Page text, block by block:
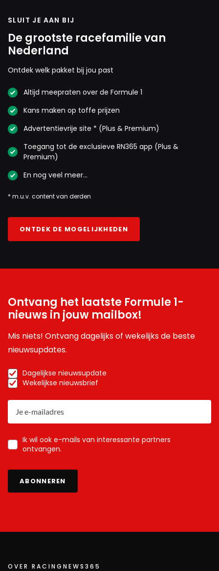
SLUIT JE AAN BIJ
De grootste racefamilie van
Nederland
Ontdek welk pakket bij jou past
Altijd meepraten over de Formule 1
Kans maken op toffe prijzen
Advertentievrije site * (Plus & Premium)
Toegang tot de exclusieve RN365 app (Plus &
Premium)
En nog veel meer…
* m.u.v. content van derden
ONTDEK DE MOGELIJKHEDEN
Ontvang het laatste Formule 1-
nieuws in jouw mailbox!
Mis niets! Ontvang dagelijks of wekelijks de beste
nieuwsupdates.
Dagelijkse nieuwsupdate
Wekelijkse nieuwsbrief
Ik wil ook e-mails van interessante partners
ontvangen.
ABONNEREN
OVER RACINGNEWS365